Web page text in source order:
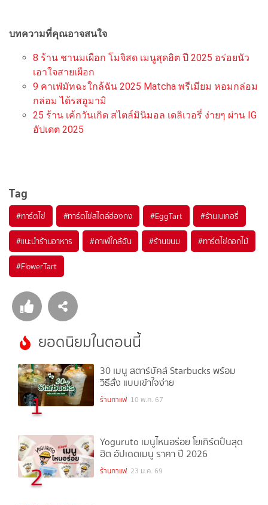
บทความที่คุณอาจสนใจ
8 ร้าน ชานมเผือก โมจิสด เมนูสุดฮิต ปี 2025 อร่อยนัว
เอาใจสายเผือก
9 คาเฟ่มัทฉะใกล้ฉัน 2025 Matcha พรีเมียม หอมกล่อม
กล่อม ได้รสอูมามิ
25 ร้าน เค้กวันเกิด สไตล์มินิมอล เดลิเวอรี่ ง่ายๆ ผ่าน IG
อัปเดต 2025
Tag
#ทาร์ตไข่ #ทาร์ตไข่สไตล์ฮ่องกง #EggTart #ร้านเบเกอรี่
#แนะนำร้านอาหาร #คาเฟ่ใกล้ฉัน #ร้านขนม #ทาร์ตไข่ดอกไม้
#FlowerTart
ยอดนิยมในตอนนี้
1
30 เมนู สตาร์บัคส์ Starbucks พร้อม
วิธีสั่ง แบบเข้าใจง่าย
ร้านกาแฟ 10 พ.ค. 67
2
Yoguruto เมนูไหนอร่อย โยเกิร์ตปั่นสุด
ฮิต อัปเดตเมนู ราคา ปี 2026
ร้านกาแฟ 23 ม.ค. 69